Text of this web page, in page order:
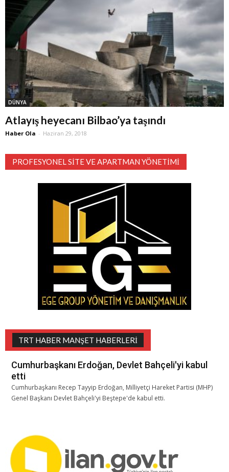
DÜNYA
Atlayış heyecanı Bilbao’ya taşındı
Haber Ola - Haziran 29, 2018
PROFESYONEL SITE VE APARTMAN YÖNETIMI
TRT HABER MANŞET HABERLERI
Cumhurbaşkanı Erdoğan, Devlet Bahçeli'yi kabul
etti
Cumhurbaşkanı Recep Tayyip Erdoğan, Milliyetçi Hareket Partisi (MHP)
Genel Başkanı Devlet Bahçeli'yi Beştepe'de kabul etti.